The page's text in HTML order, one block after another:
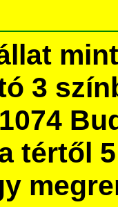
3
tértől